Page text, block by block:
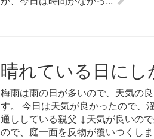
晴れている日に
梅雨は雨の日が多いので、天気の
す。 今日は天気が良かったので、
通ししている親父 ↓天気が良いの
ので、庭一面を反物が覆いつくし